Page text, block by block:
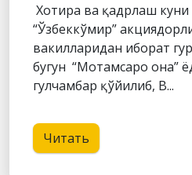
Хотира ва қадрлаш
“Ўзбеккўмир”
вакилларидан иборат
бугун “Мотамсаро она”
гулчамбар қўйилиб, В...
Читать